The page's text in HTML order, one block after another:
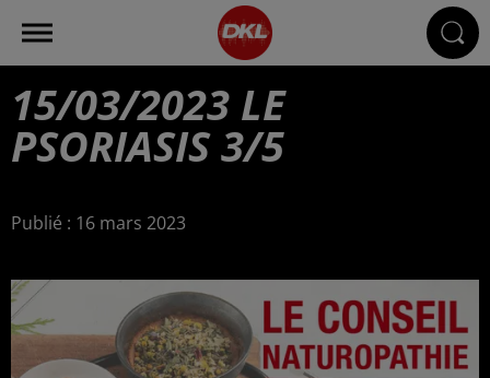
15/03/2023 LE
PSORIASIS 3/5
Publié : 16 mars 2023